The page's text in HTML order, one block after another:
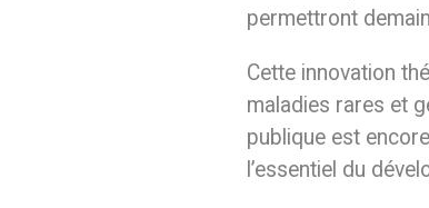
permettront
Cette innovation
maladies rares et
publique est
l’essentiel du